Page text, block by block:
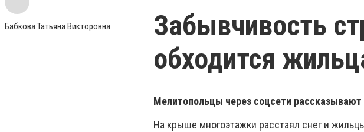
Бабкова Татьяна Викторовна
Забывчивость
обходится
Мелитопольцы через соцсети рассказывают
На крыше многоэтажки расстаял снег и